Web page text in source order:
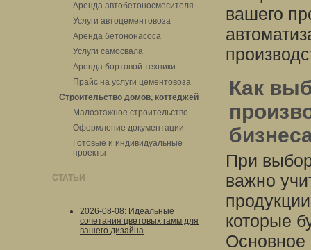
Аренда автобетоносмесителя
Услуги автоцементовоза
Аренда бетононасоса
Услуги самосвала
Аренда бортовой техники
Прайс на услуги цементовоза
Строительство домов, коттеджей
Малоэтажное строительство
Оформление документации
Готовые и индивидуальные
проекты
СТАТЬИ
2026-08-08: Идеальные
сочетания цветовых гамм для
вашего дизайна
вашего
Как
При
важно
которые
Основное